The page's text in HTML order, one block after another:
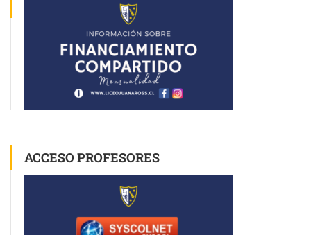
ACCESO PROFESORES